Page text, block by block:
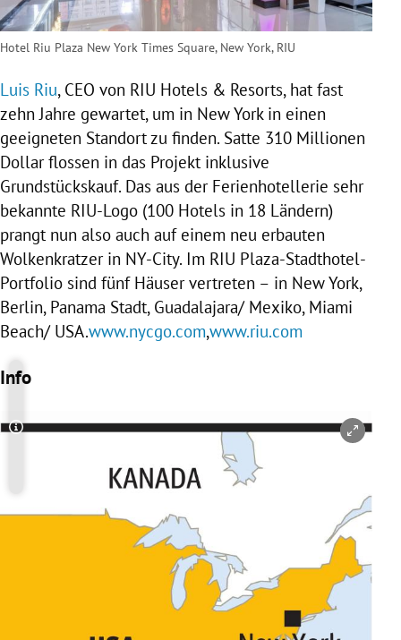
Hotel Riu Plaza New York Times Square, New York, RIU
Luis Riu, CEO von RIU Hotels & Resorts, hat fast
zehn Jahre gewartet, um in New Yorkin einen
geeigneten Standort zu finden. Satte 310 Millionen
Dollar flossen in das Projekt inklusive
Grundstückskauf. Das aus der Ferienhotellerie sehr
bekannte RIU-Logo (100 Hotels in 18 Ländern)
prangt nun also auch auf einem neu erbauten
Wolkenkratzer in NY-City. Im RIU Plaza-Stadthotel-
Portfolio sind fünf Häuser vertreten – in New York,
Berlin, Panama Stadt, Guadalajara/ Mexiko, Miami
Beach/ USA.www.nycgo.com,www.riu.com
Info
Copyright-Hinweis öffnen/schließen